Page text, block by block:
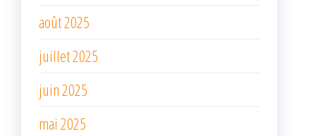
août 2025
juillet 2025
juin 2025
mai 2025